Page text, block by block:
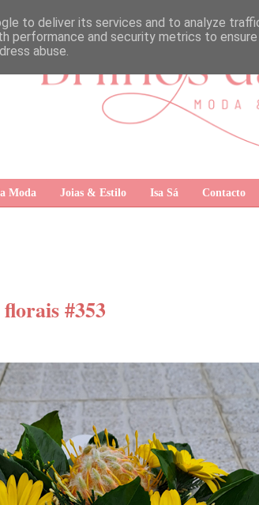
Moda Joias & Estilo Isa Sá Contacto
#353
to deliver its services and to analyze
performance and security metrics to
abuse.